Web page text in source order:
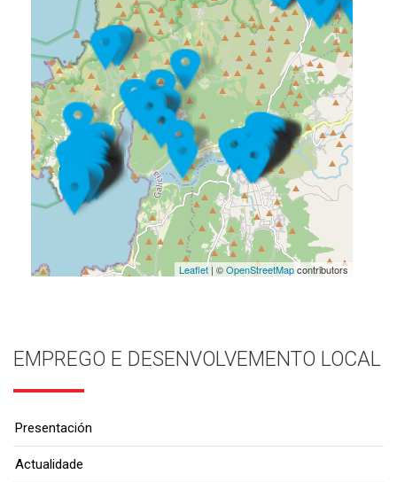
Leaflet| ©OpenStreetMapcontributors
EMPREGO E DESENVOLVEMENTO LOCAL
Presentación
Actualidade